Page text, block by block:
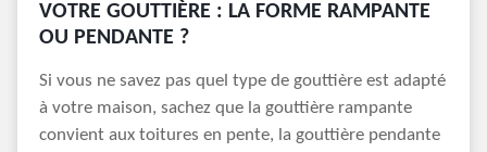
VOTRE GOUTTIÈRE : LA FORME RAMPANTE
OU PENDANTE ?
Si vous ne savez pas quel type de gouttière est adapté
à votre maison, sachez que la gouttière rampante
convient aux toitures en pente, la gouttière pendante